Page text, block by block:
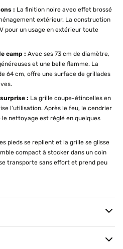
: La finition noire avec effet brossé
extérieur. La construction
pour un usage en extérieur toute
camp : Avec ses 73 cm de diamètre,
et une belle flamme. La
64 cm, offre une surface de grillades
: La grille coupe-étincelles en
l'utilisation. Après le feu, le cendrier
nettoyage est réglé en quelques
pieds se replient et la grille se glisse
compact à stocker dans un coin
transporte sans effort et prend peu